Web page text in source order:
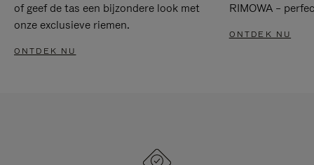
of geef de tas een bijzondere look met
onze exclusieve riemen.
ONTDEK NU
RIMOWA –
ONTDEK NU